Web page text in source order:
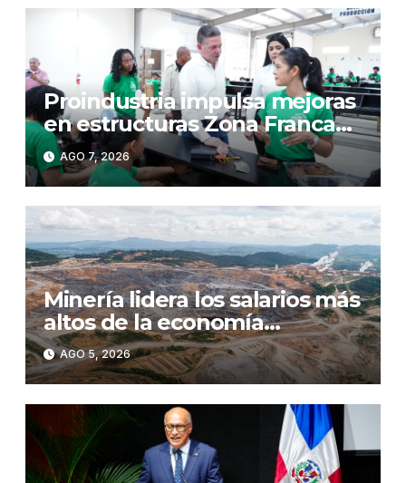
Proindustria impulsa mejoras
en estructuras Zona Franca
Bonao
AGO 7, 2026
Minería lidera los salarios más
altos de la economía
dominicana e impulsa el
crecimiento de las
remuneraciones en el sector
formal
AGO 5, 2026